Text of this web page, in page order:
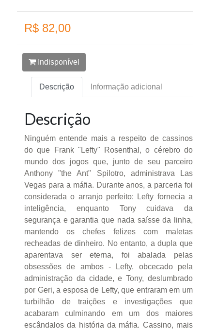
R$ 82,00
Indisponível
Descrição Informação adicional
Descrição
Ninguém entende mais a respeito de cassinos
do que Frank "Lefty" Rosenthal, o cérebro do
mundo dos jogos que, junto de seu parceiro
Anthony "the Ant" Spilotro, administrava Las
Vegas para a máfia. Durante anos, a parceria foi
considerada o arranjo perfeito: Lefty fornecia a
inteligência, enquanto Tony cuidava da
segurança e garantia que nada saísse da linha,
mantendo os chefes felizes com maletas
recheadas de dinheiro. No entanto, a dupla que
aparentava ser eterna, foi abalada pelas
obsessões de ambos - Lefty, obcecado pela
administração da cidade, e Tony, deslumbrado
por Geri, a esposa de Lefty, que entraram em um
turbilhão de traições e investigações que
acabaram culminando em um dos maiores
escândalos da história da máfia. Cassino, mais